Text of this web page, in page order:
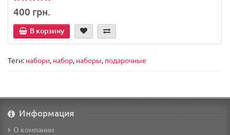
400 грн.
В корзину
Теги: набори, набор, наборы, подарочные
Информация
О компании